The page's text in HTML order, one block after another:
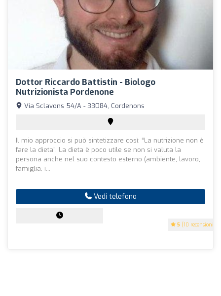
Dottor Riccardo Battistin - Biologo
Nutrizionista Pordenone
5 (10 recensioni)
Via Sclavons 54/A - 33084, Cordenons
Il mio approccio si può sintetizzare così: “La nutrizione non è
fare la dieta”. La dieta è poco utile se non si valuta la
persona anche nel suo contesto esterno (ambiente, lavoro,
famiglia, i...
Vedi telefono